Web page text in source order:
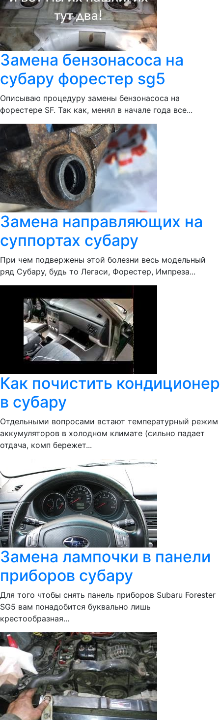
Замена бензонасоса на
субару форестер sg5
Описываю процедуру замены бензонасоса на
форестере SF. Так как, менял в начале года все...
Замена направляющих на
суппортах субару
При чем подвержены этой болезни весь модельный
ряд Субару, будь то Легаси, Форестер, Импреза...
Как почистить кондиционер
в субару
Отдельными вопросами встают температурный режим
аккумуляторов в холодном климате (сильно падает
отдача, комп бережет...
Замена лампочки в панели
приборов субару
Для того чтобы снять панель приборов Subaru Forester
SG5 вам понадобится буквально лишь
крестообразная...